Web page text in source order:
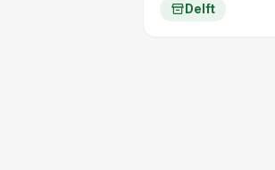
Delft